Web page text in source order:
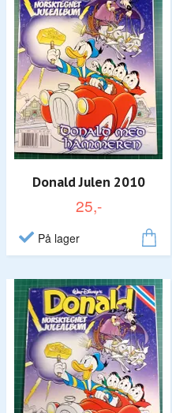
Donald Julen 2010
25,-
På lager